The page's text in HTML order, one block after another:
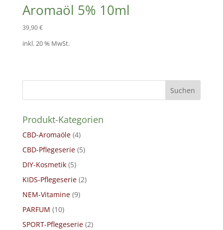
Aromaöl 5% 10ml
39,90€
inkl. 20 % MwSt.
Suchen
Produkt-Kategorien
CBD-Aromaöle (4)
CBD-Pflegeserie (5)
DIY-Kosmetik (5)
KIDS-Pflegeserie (2)
NEM-Vitamine (9)
PARFUM (10)
SPORT-Pflegeserie (2)